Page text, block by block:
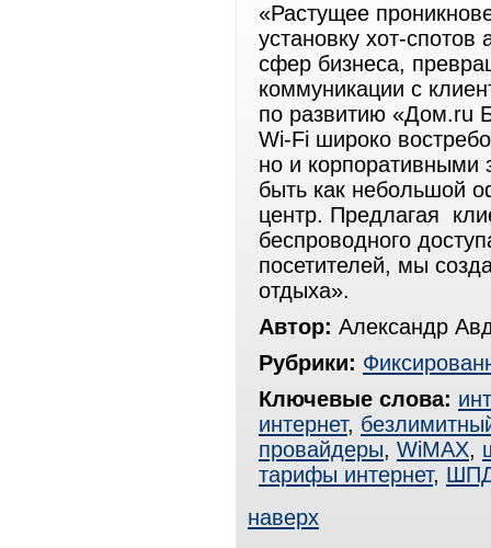
«Растущее
установку хот-
сфер бизнеса,
коммуникации с
по развитию «Дом.ru
Wi-Fi широко
но и корпоративными
быть как небольшой
центр. Предлагая
беспроводного
посетителей, мы
отдыха».
Автор: Александр
Рубрики:
Ключевые слова:
интернет,
провайдеры, WiMAX,
тарифы интернет,
наверх